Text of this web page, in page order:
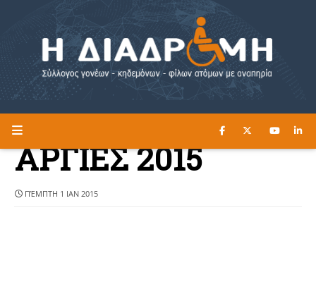
Η ΔΙΑΔΡΟΜΗ ΔΙΑΒΑΣΤΕ ΕΔΩ ►
ΑΡΓΙΕΣ 2015
ΠΈΜΠΤΗ 1 ΙΑΝ 2015